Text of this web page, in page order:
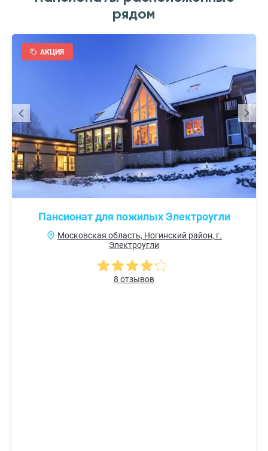
рядом
АКЦИЯ
Пансионат для пожилых Электроугли
Московская область, Ногинский район, г.
Электроугли
8 отзывов